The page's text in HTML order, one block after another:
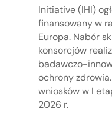
Initiative (IHI)
finansowany w
Europa. Nabór
konsorcjów
badawczo-
ochrony
wniosków w I
2026 r.